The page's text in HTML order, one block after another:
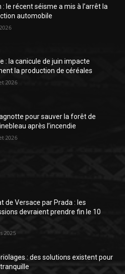
: le récent séisme a mis à l’arrêt la
automobile
: la canicule de juin impacte
la production de céréales
2026
pour sauver la forêt de
après l’incendie
2026
de Versace par Prada : les
devraient prendre fin le 10
2025
: des solutions existent pour